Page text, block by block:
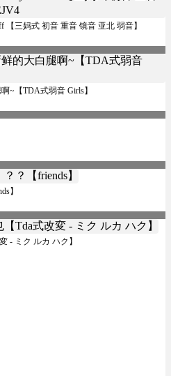
三妈式 初音 重音 镜音 亚北 弱音】
~【TDA式弱音 Girls】
】
- ミク ルカ ハク】